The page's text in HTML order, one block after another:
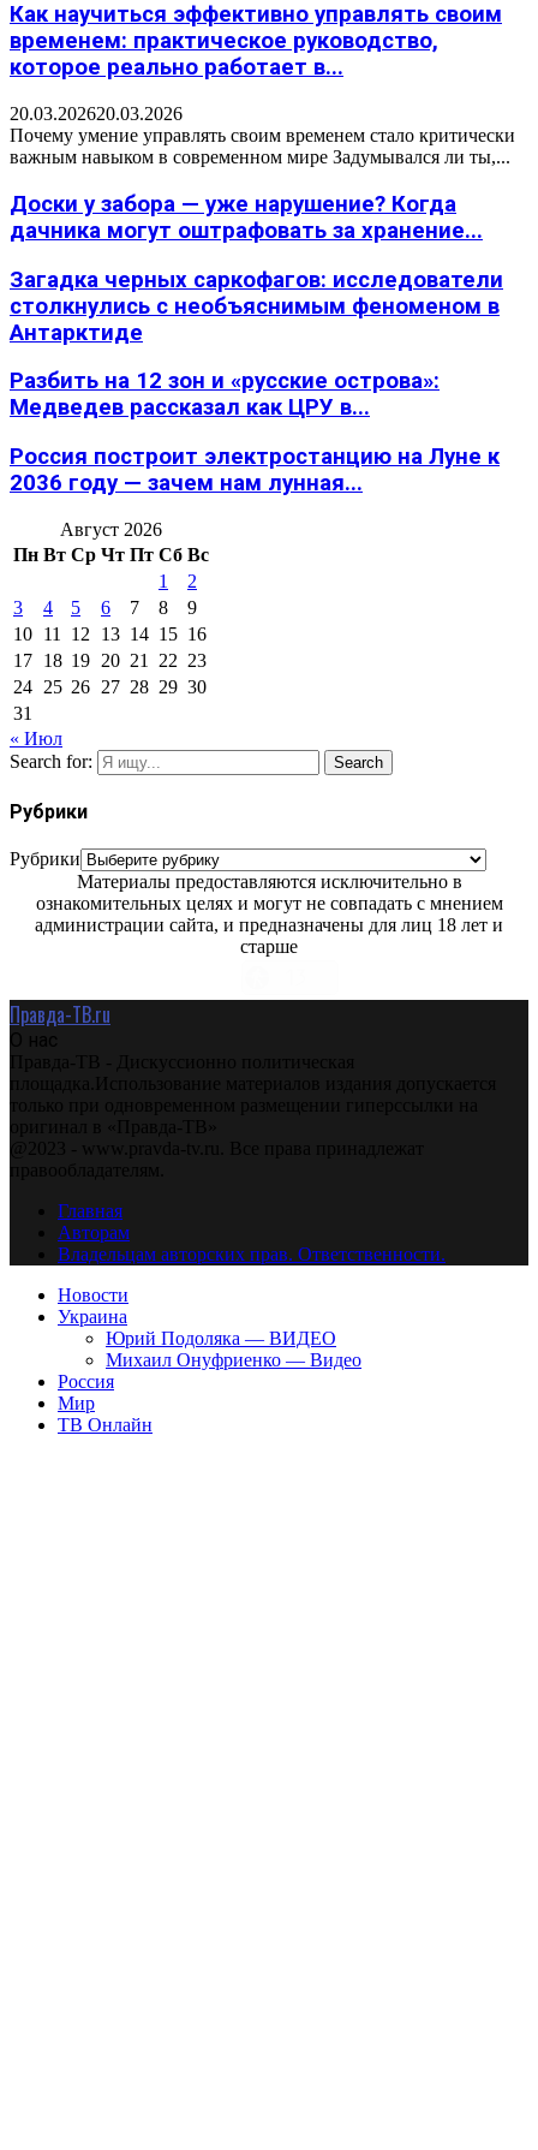
Как научиться эффективно управлять своим
временем: практическое руководство,
которое реально работает в...
20.03.202620.03.2026
Почему умение управлять своим временем стало критически
важным навыком в современном мире Задумывался ли ты,...
Доски у забора — уже нарушение? Когда
дачника могут оштрафовать за хранение...
Загадка черных саркофагов: исследователи
столкнулись с необъяснимым феноменом в
Антарктиде
Разбить на 12 зон и «русские острова»:
Медведев рассказал как ЦРУ в...
Россия построит электростанцию на Луне к
2036 году — зачем нам лунная...
Август 2026
Пн Вт Ср Чт Пт Сб Вс
1
2
3
4 5 6 7 8
9
10 11 12 13 14 15 16
17 18 19 20 21 22 23
24 25 26 27 28 29 30
31
« Июл
Search for:
Search
Рубрики
Рубрики
Материалы предоставляются исключительно в
ознакомительных целях и могут не совпадать с мнением
администрации сайта, и предназначены для лиц 18 лет и
старше
Правда-ТВ.ru
О нас
Правда-ТВ - Дискуссионно политическая
площадка.Использование материалов издания допускается
только при одновременном размещении гиперссылки на
оригинал в «Правда-ТВ»
@2023 - www.pravda-tv.ru. Все права принадлежат
правообладателям.
Главная
Авторам
Владельцам авторских прав. Ответственности.
Новости
Украина
Юрий Подоляка — ВИДЕО
Михаил Онуфриенко — Видео
Россия
Мир
ТВ Онлайн